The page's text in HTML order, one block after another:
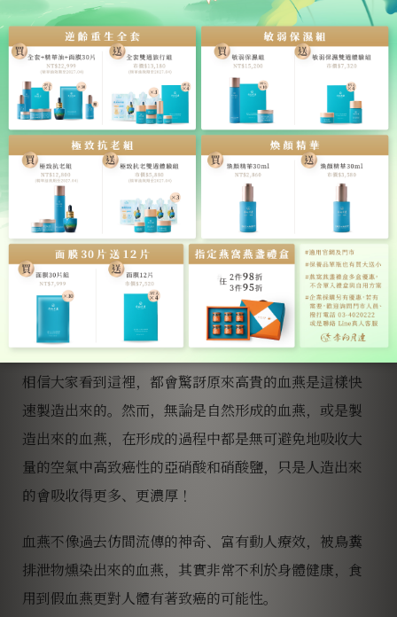
動，讓鳥糞均勻曝曬均勻，保持鳥糞有些微濕潤。之後
鳥糞顏色會略微偏紅。
開始燻染燕窩
最後的步驟就是正式的燻染燕窩了。工人們會在鳥糞上
方再放置一層隔板，將燕盞 (售價可以拉高) 置於上方，
用塑膠袋包裝、外層再裹一層布。將燕窩、鳥糞一起靜
置，將空間密閉。很快的，過個 4、5 天，燕盞就會被發
酵後的鳥糞燻得整盞通紅，也就是您在市場上那紅得不
可思議的血燕窩 (血燕) 了。
避免食用血燕
相信大家看到這裡，都會驚訝原來高貴的血燕是這樣快
速製造出來的。然而，無論是自然形成的血燕，或是製
造出來的血燕，在形成的過程中都是無可避免地吸收大
量的空氣中高致癌性的亞硝酸和硝酸鹽，只是人造出來
的會吸收得更多、更濃厚！
血燕不像過去仿間流傳的神奇、富有動人療效，被鳥糞
排泄物燻染出來的血燕，其實非常不利於身體健康，食
用到假血燕更對人體有著致癌的可能性。